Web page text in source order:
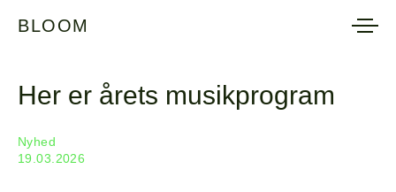
BLOOM
Her er årets musikprogram
Nyhed
19.03.2026